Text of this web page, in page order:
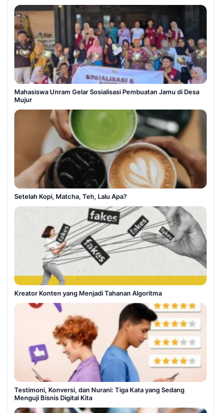
Mahasiswa Unram Gelar Sosialisasi Pembuatan Jamu di Desa
Mujur
Setelah Kopi, Matcha, Teh, Lalu Apa?
Kreator Konten yang Menjadi Tahanan Algoritma
Testimoni, Konversi, dan Nurani: Tiga Kata yang Sedang
Menguji Bisnis Digital Kita